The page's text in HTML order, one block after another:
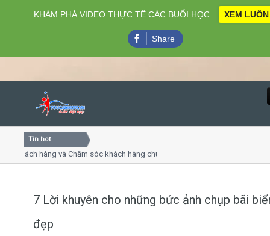
Close
Home
Tin hot
hàng và Chăm sóc khách hàng chuyên nghiệp
7 Lời khuyên cho những bức ảnh chụp bãi
đẹp
KHÁM PHÁ VIDEO THỰC TẾ CÁC BUỔI HỌC XEM LUÔN
Share